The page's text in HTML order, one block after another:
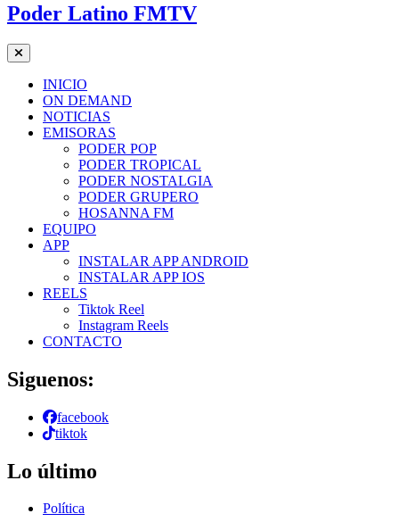
Poder Latino FMTV
INICIO
ON DEMAND
NOTICIAS
EMISORAS
PODER POP
PODER TROPICAL
PODER NOSTALGIA
PODER GRUPERO
HOSANNA FM
EQUIPO
APP
INSTALAR APP ANDROID
INSTALAR APP IOS
REELS
Tiktok Reel
Instagram Reels
CONTACTO
Siguenos:
facebook
tiktok
Lo último
Política